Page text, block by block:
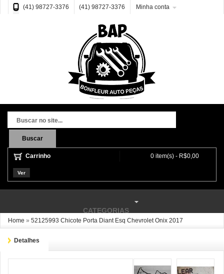
(41) 98727-3376 (41) 98727-3376 Minha conta
Buscar
Carrinho 0 item(s) - R$0,00
Ver
CATEGORIAS
Home » 52125993 Chicote Porta Diant Esq Chevrolet Onix 2017
Detalhes